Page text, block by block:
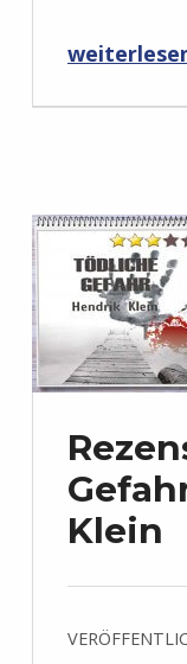
“Rezension: Ein MORDs-Team – Band 1: Der lautlose Schrei von Andreas Suchanek”
Klein